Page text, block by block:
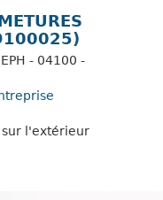
- 04100 -
sur l'extérieur